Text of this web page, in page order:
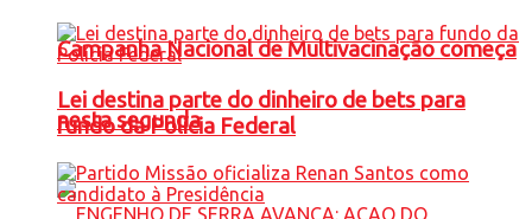
Campanha Nacional de Multivacinação começa
nesta segunda
Lei destina parte do dinheiro de bets para
fundo da Polícia Federal